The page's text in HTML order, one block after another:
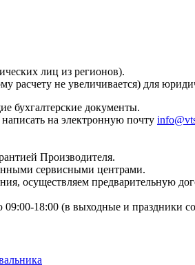
лиц из регионов).
расчету не увеличивается) для
бухгалтерские документы.
написать на электронную почту
Производителя.
сервисными центрами.
осуществляем предварительную
18:00 (в выходные и праздники